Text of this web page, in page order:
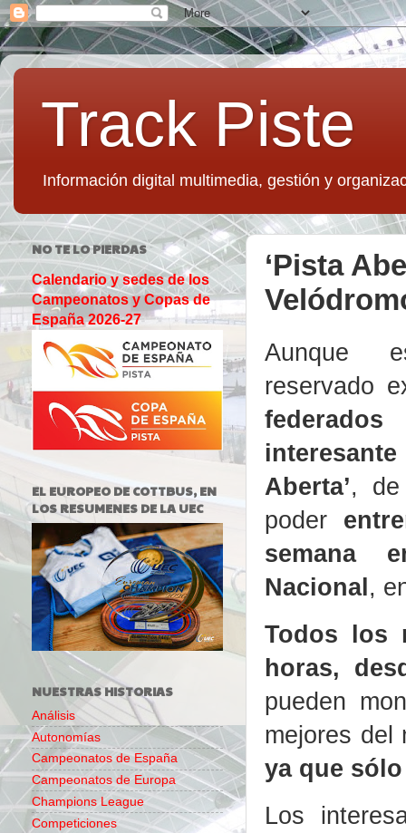
Track Piste
Información digital multimedia, gestión y
‘Pista
Aunque
reservado
federados
Aberta’, de
poder
semana
Nacional,
Todos los
horas,
pueden
mejores del
ya que
Los
NO TE LO PIERDAS
Calendario y sedes de los
Campeonatos y Copas de
España 2026-27
EL EUROPEO DE COTTBUS, EN
LOS RESUMENES DE LA UEC
NUESTRAS HISTORIAS
Análisis
Autonomías
Campeonatos de España
Campeonatos de Europa
Champions League
Competiciones